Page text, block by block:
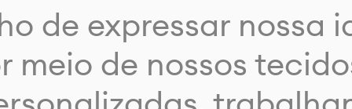
de expressar nossa
meio de nossos